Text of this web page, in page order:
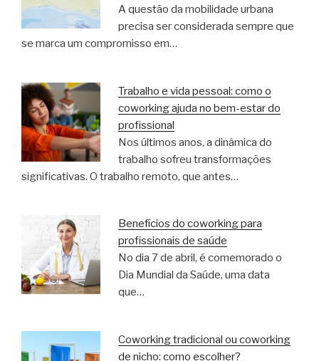
A questão da mobilidade urbana
precisa ser considerada sempre que
se marca um compromisso em…
Trabalho e vida pessoal: como o
coworking ajuda no bem-estar do
profissional
Nos últimos anos, a dinâmica do
trabalho sofreu transformações
significativas. O trabalho remoto, que antes…
Benefícios do coworking para
profissionais de saúde
No dia 7 de abril, é comemorado o
Dia Mundial da Saúde, uma data
que…
Coworking tradicional ou coworking
de nicho: como escolher?